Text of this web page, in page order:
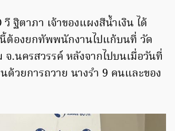
ฐิตาภา เจ้าของแผงสีน้ำเงิน ได้
นี้ต้องยกทัพพนักงานไปแก้บนที่ วัด
.นครสวรรค์ หลังจากไปบนเมื่อวันที่
ด้วยการถวาย นางรำ 9 คนและของ